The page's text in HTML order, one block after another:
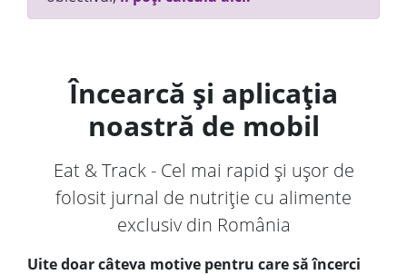
Încearcă și aplicația
noastră de mobil
Eat & Track - Cel mai rapid și ușor de
folosit jurnal de nutriție cu alimente
exclusiv din România
Uite doar câteva motive pentru care să încerci